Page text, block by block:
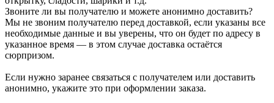
Звоните ли вы получателю и можете анонимно доставить?
Мы не звоним получателю перед доставкой, если указаны все
необходимые данные и вы уверены, что он будет по адресу в
указанное время — в этом случае доставка остаётся
сюрпризом.
Если нужно заранее связаться с получателем или доставить
анонимно, укажите это при оформлении заказа.